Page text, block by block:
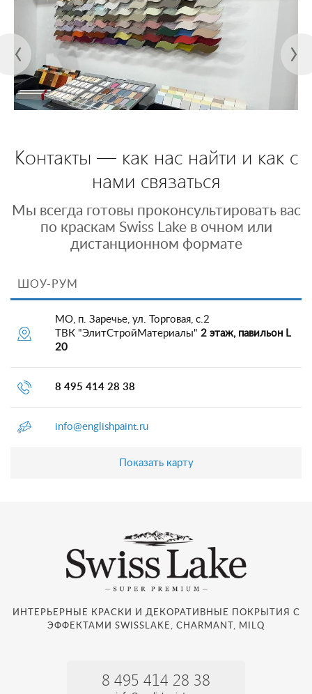
Контакты — как нас найти и как с
нами связаться
Мы всегда готовы проконсультировать вас
по краскам Swiss Lake в очном или
дистанционном формате
ШОУ-РУМ
МО, п. Заречье, ул. Торговая, с.2
ТВК "ЭлитСтройМатериалы" 2 этаж, павильон L
20
8 495 414 28 38
info@englishpaint.ru
Показать карту
ИНТЕРЬЕРНЫЕ КРАСКИ И ДЕКОРАТИВНЫЕ ПОКРЫТИЯ С
ЭФФЕКТАМИ SWISSLAKE, CHARMANT, MILQ
8 495 414 28 38